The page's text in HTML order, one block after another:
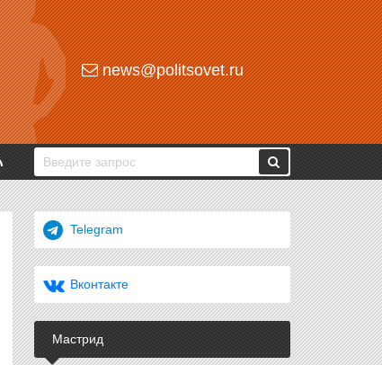
news@politsovet.ru
Telegram
Вконтакте
Мастрид